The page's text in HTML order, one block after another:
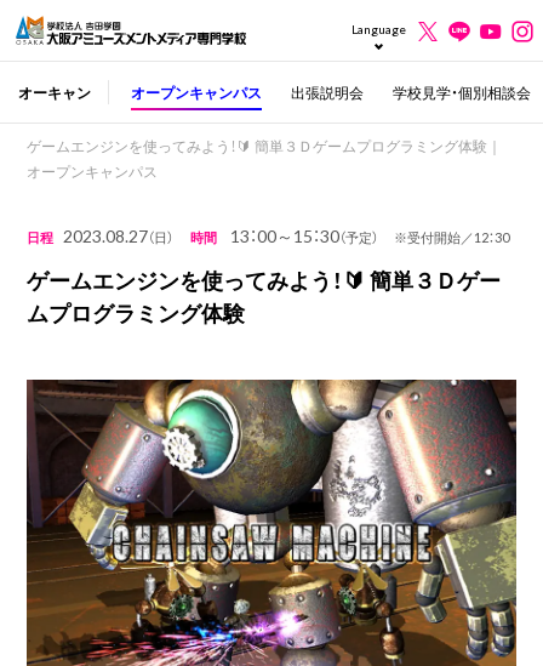
Language
オーキャン オープンキャンパス 出張説明会 学校見学・個別相談会
ゲームエンジンを使ってみよう！🔰 簡単３Ｄゲームプログラミング体験｜
オープンキャンパス
日程 2023.08.27（日） 時間 13：00～15：30（予定） ※受付開始／12：30
ゲームエンジンを使ってみよう！🔰 簡単３Ｄゲー
ムプログラミング体験